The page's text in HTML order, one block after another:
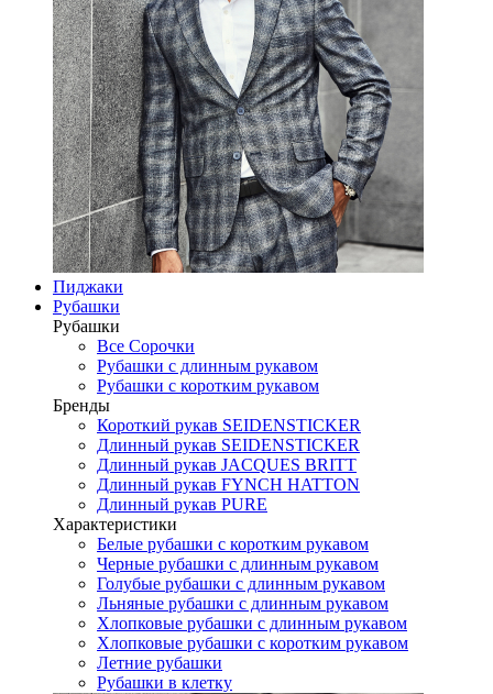
Пиджаки
Рубашки
Рубашки
Все Сорочки
Рубашки с длинным рукавом
Рубашки с коротким рукавом
Бренды
Короткий рукав SEIDENSTICKER
Длинный рукав SEIDENSTICKER
Длинный рукав JAСQUES BRITT
Длинный рукав FYNCH HATTON
Длинный рукав PURE
Характеристики
Белые рубашки с коротким рукавом
Черные рубашки с длинным рукавом
Голубые рубашки с длинным рукавом
Льняные рубашки с длинным рукавом
Хлопковые рубашки с длинным рукавом
Хлопковые рубашки с коротким рукавом
Летние рубашки
Рубашки в клетку